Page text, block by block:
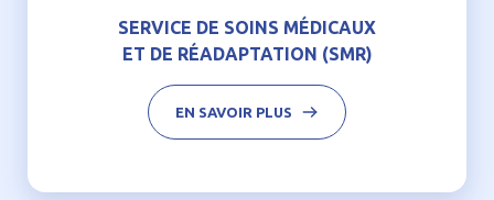
SERVICE DE SOINS MÉDICAUX
ET DE RÉADAPTATION (SMR)
EN SAVOIR PLUS